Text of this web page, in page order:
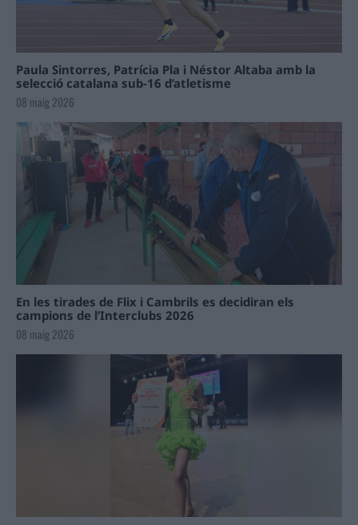
Paula Sintorres, Patrícia Pla i Néstor Altaba amb la
selecció catalana sub-16 d’atletisme
08 maig 2026
En les tirades de Flix i Cambrils es decidiran els
campions de l’Interclubs 2026
08 maig 2026